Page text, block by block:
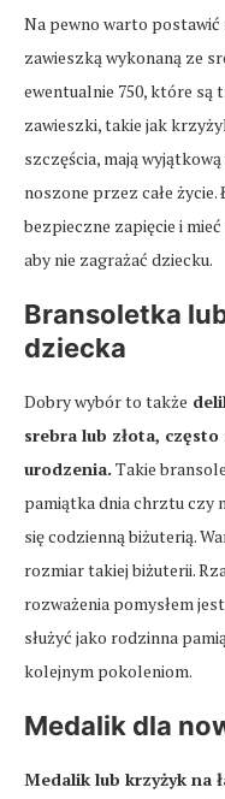
Na pewno warto postawić
zawieszką wykonaną ze
ewentualnie 750, które są
zawieszki, takie jak
szczęścia, mają
noszone przez całe
bezpieczne zapięcie i
aby nie zagrażać dziecku.
Bransoletka
dziecka
Dobry wybór to także
srebra lub złota,
urodzenia. Takie
pamiątka dnia chrztu czy
się codzienną biżuterią.
rozmiar takiej biżuterii.
rozważenia pomysłem
służyć jako rodzinna
kolejnym pokoleniom.
Medalik dla
Medalik lub krzyżyk na